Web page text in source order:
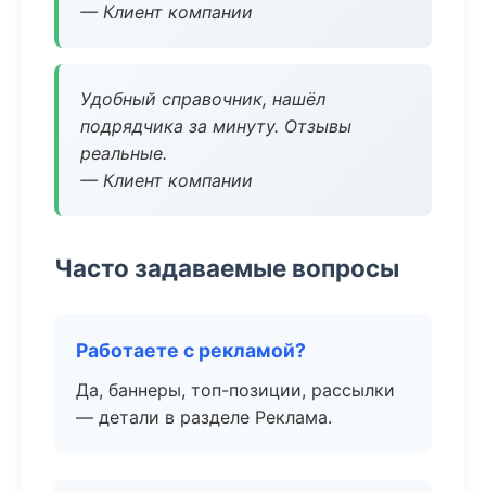
— Клиент компании
Удобный справочник, нашёл
подрядчика за минуту. Отзывы
реальные.
— Клиент компании
Часто задаваемые вопросы
Работаете с рекламой?
Да, баннеры, топ-позиции, рассылки
— детали в разделе Реклама.